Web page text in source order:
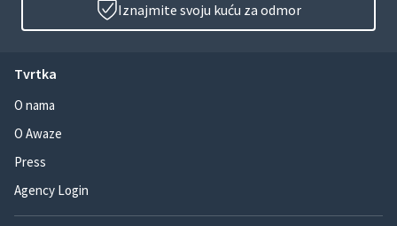
Iznajmite svoju kuću za odmor
Tvrtka
O nama
O Awaze
Press
Agency Login